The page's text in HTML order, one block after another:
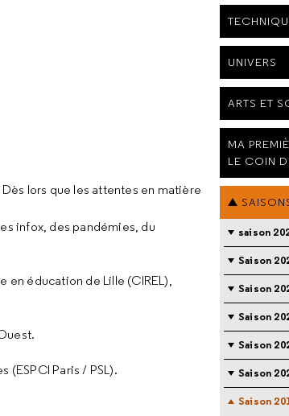
lors que les attentes en matière
infox, des pandémies, du
en éducation de Lille (CIREL),
(ESPCI Paris / PSL).
UNIVERS
ARTS ET
MA
LE COIN
saison
Saison
Saison
Saison
Saison
Saison
Saison